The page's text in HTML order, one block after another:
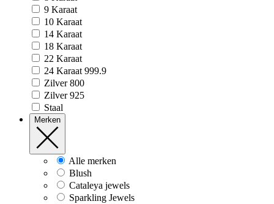
9 Karaat
10 Karaat
14 Karaat
18 Karaat
22 Karaat
24 Karaat 999.9
Zilver 800
Zilver 925
Staal
Merken
Alle merken
Blush
Cataleya jewels
Sparkling Jewels